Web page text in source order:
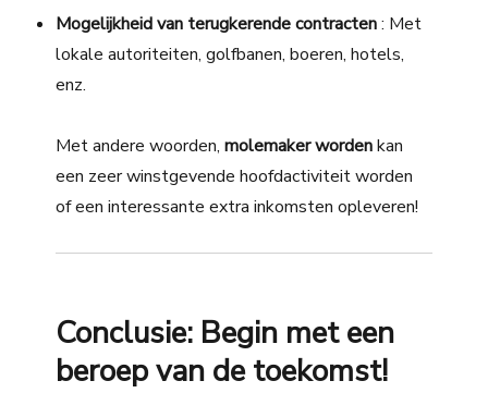
Mogelijkheid van terugkerende contracten: Met
lokale autoriteiten, golfbanen, boeren, hotels,
enz.
Met andere woorden,molemaker wordenkan
een zeer winstgevende hoofdactiviteit worden
of een interessante extra inkomsten opleveren!
Conclusie: Begin met een
beroep van de toekomst!